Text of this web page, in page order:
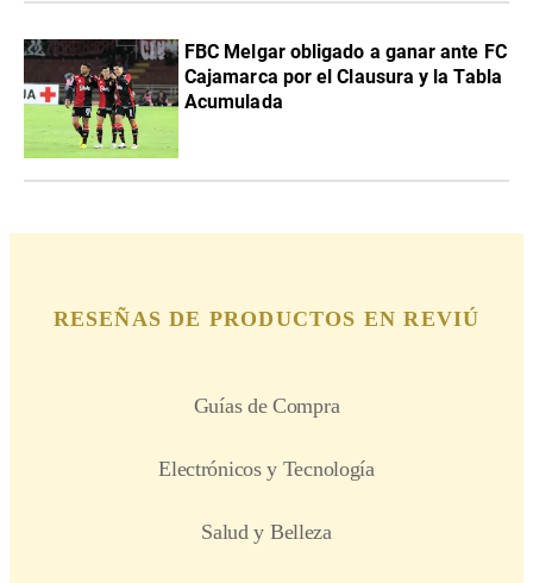
FBC Melgar obligado a ganar ante FC
Cajamarca por el Clausura y la Tabla
Acumulada